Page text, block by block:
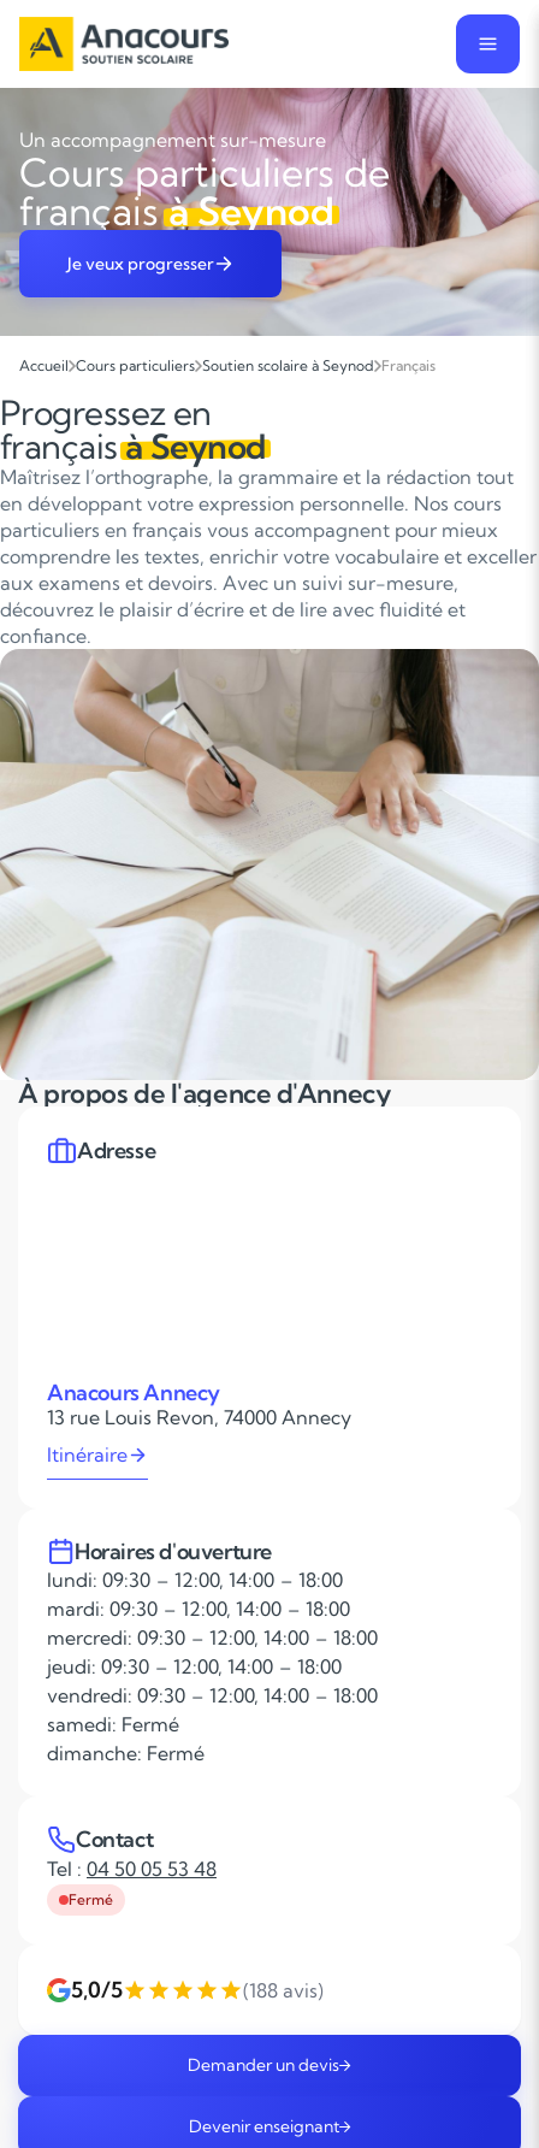
Un accompagnement sur-mesure
Cours particuliers de
françaisà Seynod
Je veux progresser
Accueil Cours particuliers Soutien scolaire à Seynod Français
Progressez en
françaisà Seynod
Maîtrisez l’orthographe, la grammaire et la rédaction tout
en développant votre expression personnelle. Nos cours
particuliers en français vous accompagnent pour mieux
comprendre les textes, enrichir votre vocabulaire et exceller
aux examens et devoirs. Avec un suivi sur-mesure,
découvrez le plaisir d’écrire et de lire avec fluidité et
confiance.
À propos de l'agence d'Annecy
Adresse
Anacours Annecy
13 rue Louis Revon, 74000 Annecy
Itinéraire
Horaires d'ouverture
lundi: 09:30 – 12:00, 14:00 – 18:00
mardi: 09:30 – 12:00, 14:00 – 18:00
mercredi: 09:30 – 12:00, 14:00 – 18:00
jeudi: 09:30 – 12:00, 14:00 – 18:00
vendredi: 09:30 – 12:00, 14:00 – 18:00
samedi: Fermé
dimanche: Fermé
Contact
Tel : 04 50 05 53 48
Fermé
5,0/5 (188 avis)
Demander un devis
Devenir enseignant